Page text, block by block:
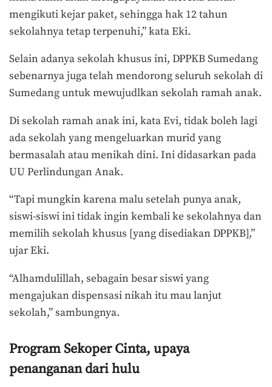
mengikuti kejar paket, sehingga hak 12 tahun
sekolahnya tetap terpenuhi,” kata Eki.
Selain adanya sekolah khusus ini, DPPKB Sumedang
sebenarnya juga telah mendorong seluruh sekolah di
Sumedang untuk mewujudlkan sekolah ramah anak.
Di sekolah ramah anak ini, kata Evi, tidak boleh lagi
ada sekolah yang mengeluarkan murid yang
bermasalah atau menikah dini. Ini didasarkan pada
UU Perlindungan Anak.
“Tapi mungkin karena malu setelah punya anak,
siswi-siswi ini tidak ingin kembali ke sekolahnya dan
memilih sekolah khusus [yang disediakan DPPKB],”
ujar Eki.
“Alhamdulillah, sebagain besar siswi yang
mengajukan dispensasi nikah itu mau lanjut
sekolah,” sambungnya.
Program Sekoper Cinta, upaya
penanganan dari hulu